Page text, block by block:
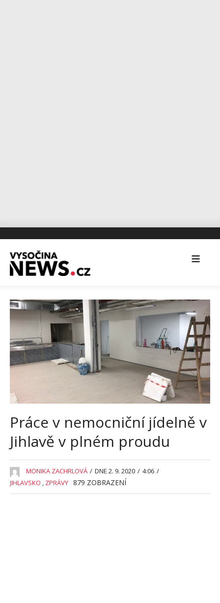
Práce v nemocniční jídelně v
Jihlavě v plném proudu
MONIKA ZACHRLOVÁ / DNE 2. 9. 2020 / 4:06 /
JIHLAVSKO , ZPRÁVY 879 ZOBRAZENÍ